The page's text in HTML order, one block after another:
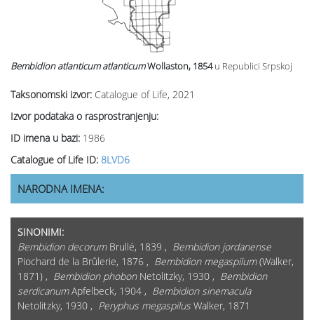
Taksonomski izvor: Catalogue of Life, 2021
Izvor podataka o rasprostranjenju:
ID imena u bazi: 1986
Catalogue of Life ID: 8LVD6
Bembidion atlanticum atlanticumWollaston, 1854 u Republici Srpskoj
NARODNA IMENA:
SINONIMI:
Bembidion decorum Brullé, 1839 , Bembidion jordanense
Piochard de la Brûlerie, 1876 , Bembidion megaspilum(Walker,
1871) , Bembidion phobon Netolitzky, 1930 , Bembidion
serdicanumApfelbeck, 1904 , Bembidion sinemacula
Netolitzky, 1930 , Peryphus megaspilus Walker, 1871